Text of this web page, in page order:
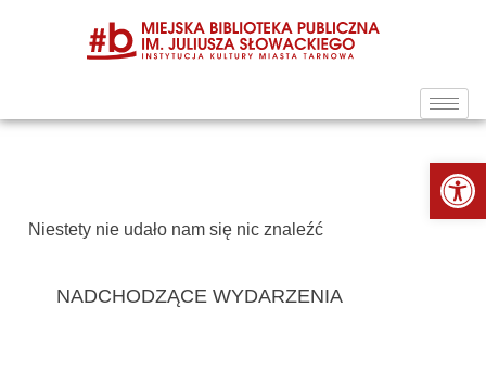
Niestety nie udało nam się nic znaleźć
NADCHODZĄCE WYDARZENIA